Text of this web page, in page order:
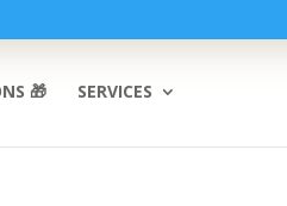
🎁 SERVICES